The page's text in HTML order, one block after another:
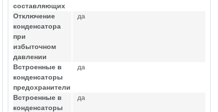
составляющих
Отключение
конденсатора
при
избыточном
давлении
да
Встроенные в
конденсаторы
предохранители
да
Встроенные в
конденсаторы
да